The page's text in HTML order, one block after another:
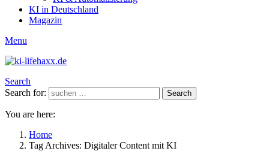
KI in Deutschland
Magazin
Menu
Search
Search for:
Search
You are here:
Home
Tag Archives: Digitaler Content mit KI